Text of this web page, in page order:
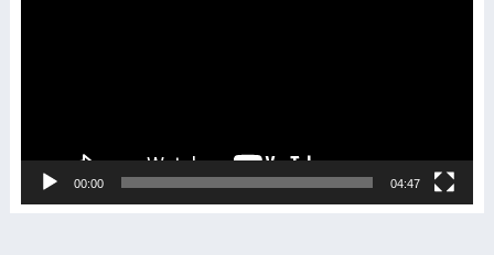
00:00 04:47